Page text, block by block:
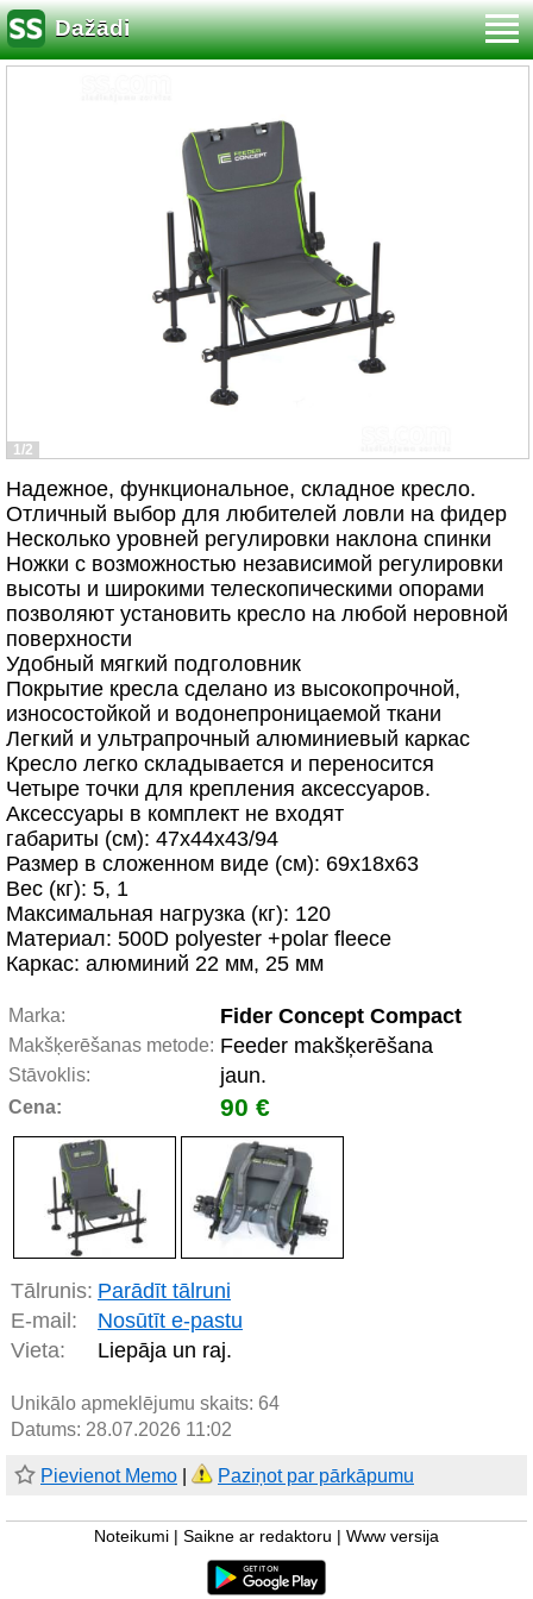
Dažādi
1/2
Надежное, функциональное, складное кресло.
Отличный выбор для любителей ловли на фидер
Несколько уровней регулировки наклона спинки
Ножки с возможностью независимой регулировки
высоты и широкими телескопическими опорами
позволяют установить кресло на любой неровной
поверхности
Удобный мягкий подголовник
Покрытие кресла сделано из высокопрочной,
износостойкой и водонепроницаемой ткани
Легкий и ультрапрочный алюминиевый каркас
Кресло легко складывается и переносится
Четыре точки для крепления аксессуаров.
Аксессуары в комплект не входят
габариты (см): 47х44х43/94
Размер в сложенном виде (см): 69х18х63
Вес (кг): 5, 1
Максимальная нагрузка (кг): 120
Материал: 500D polyester +polar fleece
Каркас: алюминий 22 мм, 25 мм
Marka: Fider Concept Compact
Makšķerēšanas metode: Feeder makšķerēšana
Stāvoklis: jaun.
Cena: 90 €
Tālrunis: Parādīt tālruni
E-mail:
Nosūtīt e-pastu
Vieta:
Liepāja un raj.
Unikālo apmeklējumu skaits: 64
Datums: 28.07.2026 11:02
Pievienot Memo Paziņot par pārkāpumu
Noteikumi Saikne ar redaktoru Www versija